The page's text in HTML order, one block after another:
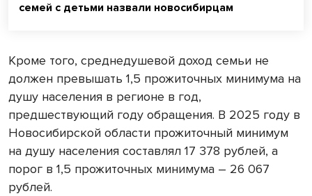
семей с детьми назвали новосибирцам
Кроме того, среднедушевой доход семьи не
должен превышать 1,5 прожиточных минимума на
душу населения в регионе в год,
предшествующий году обращения. В 2025 году в
Новосибирской области прожиточный минимум
на душу населения составлял 17 378 рублей, а
порог в 1,5 прожиточных минимума – 26 067
рублей.